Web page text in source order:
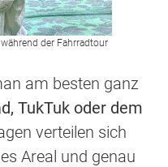
der Fahrradtour
am besten ganz
TukTuk oder dem
verteilen sich
Areal und genau